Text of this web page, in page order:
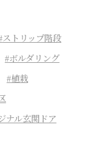
ストリップ階段
ボルダリング
植栽
ナル玄関ドア